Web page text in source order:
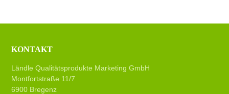
KONTAKT
Ländle Qualitätsprodukte Marketing GmbH
Montfortstraße 11/7
6900 Bregenz